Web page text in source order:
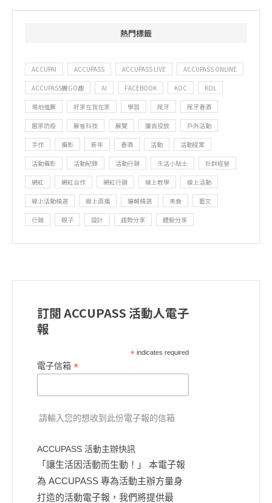
熱門標籤
ACCUPAI ACCUPASS ACCUPASS LIVE ACCUPASS ONLINE
ACCUPASS團GO趣 AI FACEBOOK KOC KOL
場地推薦 好家在我在家 學習 尾牙 尾牙春酒
居家防疫 展會科技 展覽 廣告投放 戶外活動
手作 攝影 新年 春酒 活動 活動提案
活動攝影 活動紀錄 活動行銷 生活小貼士 社群經營
網紅 網紅合作 網紅行銷 線上教學 線上活動
線上活動精選 線上直播 編輯精選 美食 藝文
行銷 親子 設計 趨勢分享 體驗分享
訂閱 ACCUPASS 活動人電子
報
*indicates required
電子信箱 *
請輸入您的想收到此份電子報的信箱
ACCUPASS 活動主辦快訊
「讓生活因活動而生動！」 本電子報
為 ACCUPASS 專為活動主辦方量身
打造的活動電子報，我們將提供最